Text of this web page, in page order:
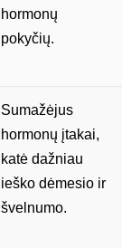
hormonų
pokyčių.
Sumažėjus
hormonų įtakai,
katė dažniau
ieško dėmesio ir
švelnumo.